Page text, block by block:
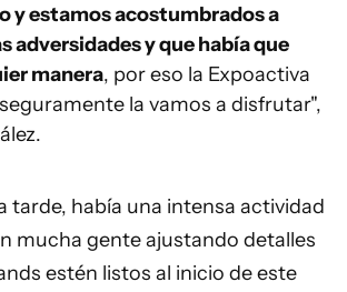
y estamos acostumbrados a
adversidades y que había que
manera, por eso la Expoactiva
la vamos a disfrutar",
tarde, había una intensa actividad
mucha gente ajustando detalles
estén listos al inicio de este